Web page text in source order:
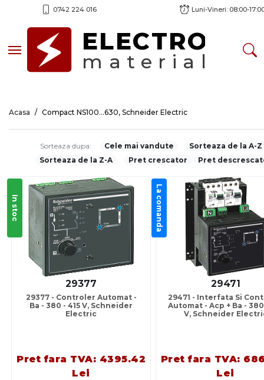
0742 224 016 Luni-Vineri: 08:00-
Toggle navigationELECTRO
material
Acasa Compact NS100...630, Schneider Electric
Sorteaza dupa: Cele mai vandute
Sorteaza de la A-Z
Sorteaza de la Z-A
Pret crescator Pret
In stoc
29377
29377 - Controler Automat -
Ba - 380 - 415 V, Schneider
Electric
Pret fara TVA: 4395.42
Lei
La comanda
29471
29471 - Interfata Si
Automat - Acp + Ba - 380
V, Schneider
Pret fara TVA:
Lei